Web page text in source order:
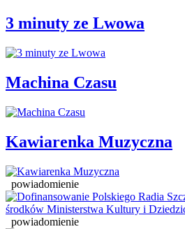
3 minuty ze Lwowa
Machina Czasu
Kawiarenka Muzyczna
powiadomienie
powiadomienie